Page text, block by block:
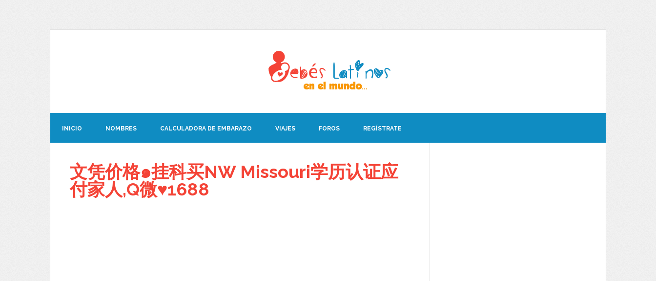
INICIO NOMBRES CALCULADORA DE EMBARAZO VIAJES FOROS REGÍSTRATE
文凭价格๑挂科买NW Missouri学历认证应
付家人,Q微♥1688